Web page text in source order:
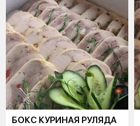
БОКС КУРИНАЯ РУЛЯДА